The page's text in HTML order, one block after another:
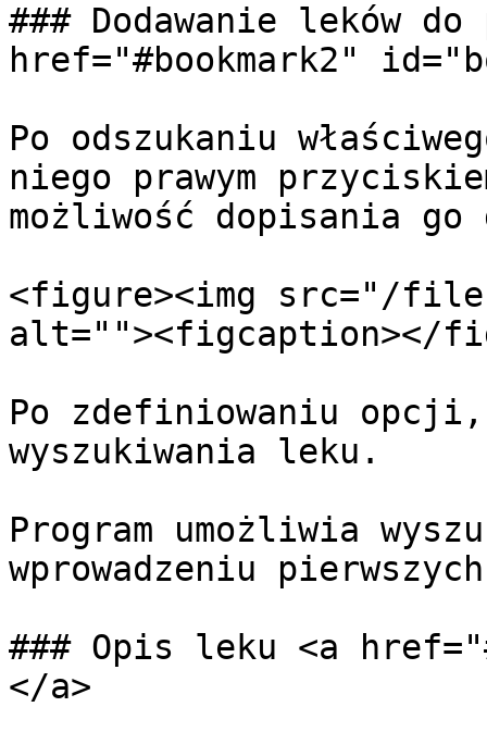
### Dodawanie leków
href="#bookmark2"
Po odszukaniu
niego prawym
możliwość dopisania
<figure><img src="/
alt=""><figcaption></
Po zdefiniowaniu opcji,
wyszukiwania leku.
Program umożliwia
wprowadzeniu
### Opis leku <a
</a>